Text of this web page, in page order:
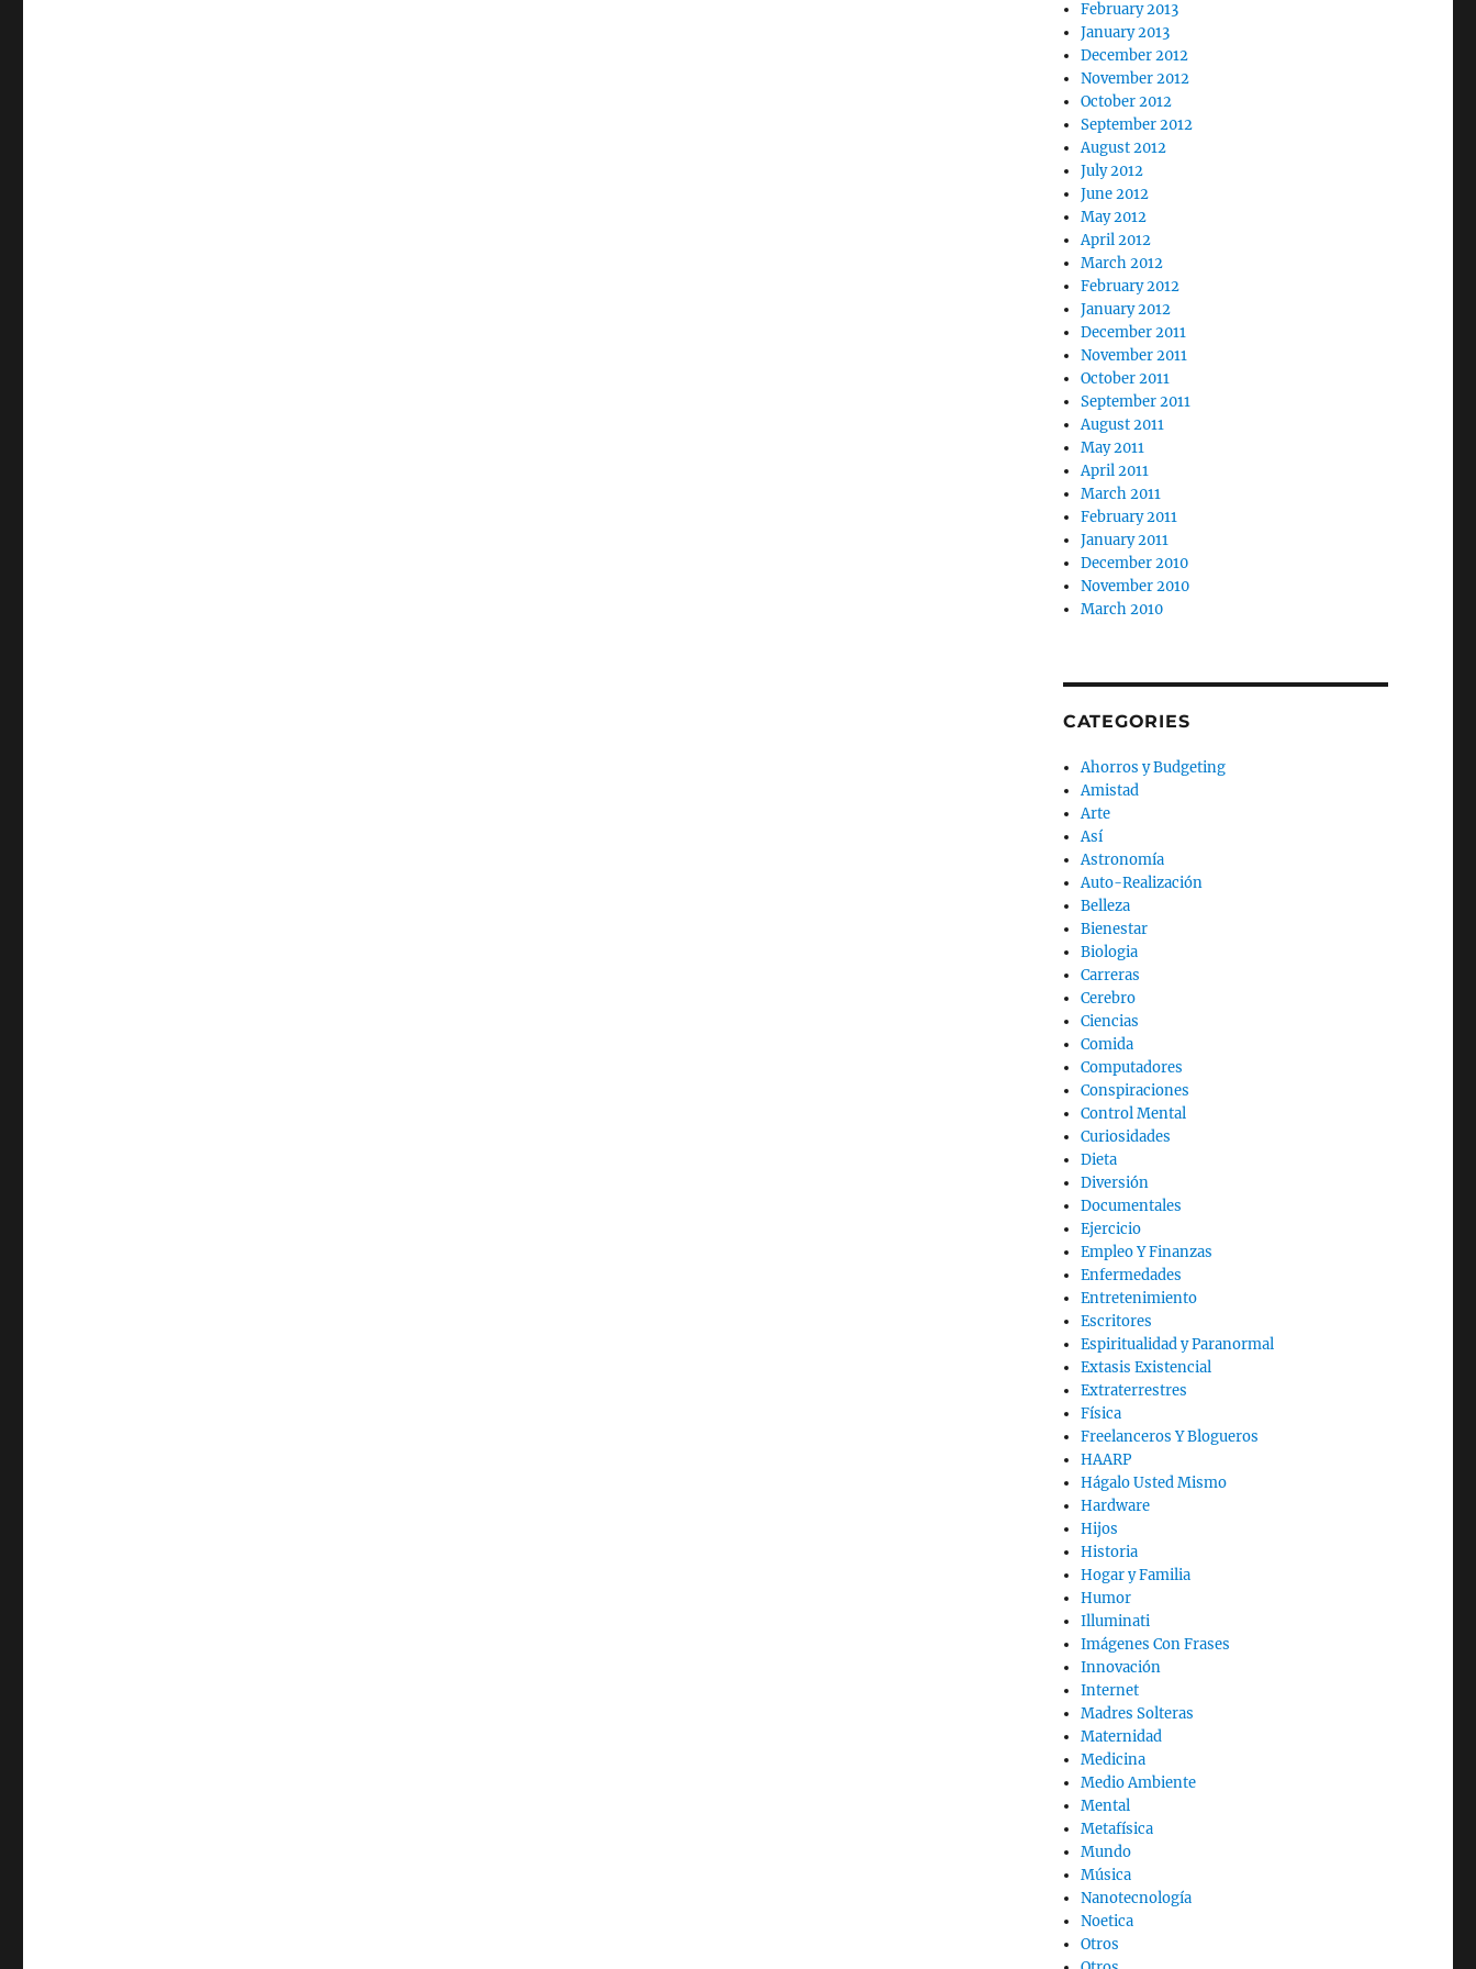
February 2013
January 2013
December 2012
November 2012
October 2012
September 2012
August 2012
July 2012
June 2012
May 2012
April 2012
March 2012
February 2012
January 2012
December 2011
November 2011
October 2011
September 2011
August 2011
May 2011
April 2011
March 2011
February 2011
January 2011
December 2010
November 2010
March 2010
CATEGORIES
Ahorros y Budgeting
Amistad
Arte
Así
Astronomía
Auto-Realización
Belleza
Bienestar
Biologia
Carreras
Cerebro
Ciencias
Comida
Computadores
Conspiraciones
Control Mental
Curiosidades
Dieta
Diversión
Documentales
Ejercicio
Empleo Y Finanzas
Enfermedades
Entretenimiento
Escritores
Espiritualidad y Paranormal
Extasis Existencial
Extraterrestres
Física
Freelanceros Y Blogueros
HAARP
Hágalo Usted Mismo
Hardware
Hijos
Historia
Hogar y Familia
Humor
Illuminati
Imágenes Con Frases
Innovación
Internet
Madres Solteras
Maternidad
Medicina
Medio Ambiente
Mental
Metafísica
Mundo
Música
Nanotecnología
Noetica
Otros